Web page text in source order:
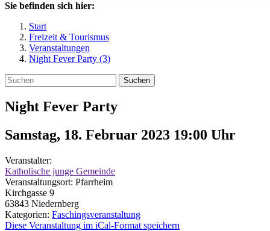
Sie befinden sich hier:
Start
Freizeit & Tourismus
Veranstaltungen
Night Fever Party (3)
Suchen
Night Fever Party
Samstag, 18. Februar 2023 19:00 Uhr
Veranstalter:
Katholische junge Gemeinde
Veranstaltungsort: Pfarrheim
Kirchgasse 9
63843 Niedernberg
Kategorien: Faschingsveranstaltung
Diese Veranstaltung im iCal-Format speichern